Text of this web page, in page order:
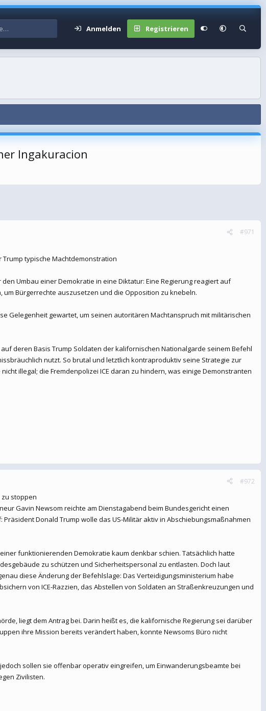
Anmelden Registrieren
Ingakuracion
#971
typische Machtdemonstration
Umbau einer Demokratie in eine Diktatur: Eine Regierung reagiert auf
Bürgerrechte auszusetzen und die Opposition zu knebeln.
Gelegenheit gewartet, um seinen autoritären Machtanspruch mit militärischen
deren Basis Trump Soldaten der kalifornischen Nationalgarde seinem Befehl
nutzt. So brutal und letztlich kontraproduktiv seine Strategie zur
illegal; die Fremdenpolizei ICE daran zu hindern, was einige Demonstranten
#972
zu stoppen
Gavin Newsom reichte am Dienstagabend beim Bundesgericht einen
Donald Trump wolle das US-Militär aktiv in Abschiebungsmaßnahmen
funktionierenden Demokratie kaum denkbar schien. Tatsächlich hatte
zu schützen und Sicherheitspersonal zu entlasten. Doch laut
diese Änderung der Befehlslage: Das Verteidigungsministerium habe
von ICE-Razzien, das Abstellen von Soldaten an Straßenkreuzungen und
liegt dem Antrag bei. Darin heißt es, die kalifornische Regierung sei darüber
ihre Mission bereits verändert haben, konnte Newsoms Büro nicht
sollen sie offenbar operativ eingreifen, um Einwanderungsbeamte bei
Zivilisten.